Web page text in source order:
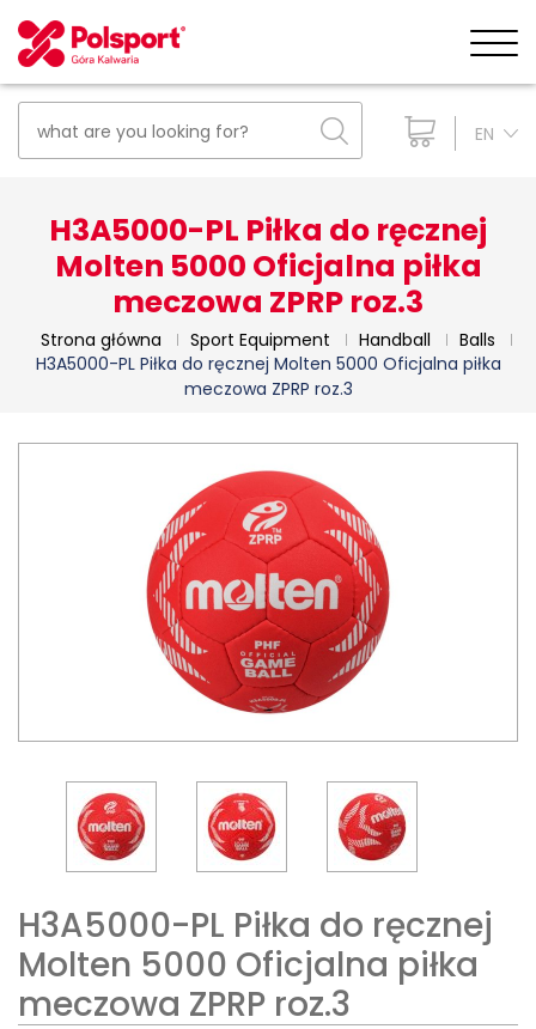
EN
H3A5000-PL Piłka do ręcznej
Molten 5000 Oficjalna piłka
meczowa ZPRP roz.3
Strona główna Sport Equipment Handball
Balls
H3A5000-PL Piłka do ręcznej Molten 5000 Oficjalna piłka
meczowa ZPRP roz.3
H3A5000-PL Piłka do ręcznej
Molten 5000 Oficjalna piłka
meczowa ZPRP roz.3